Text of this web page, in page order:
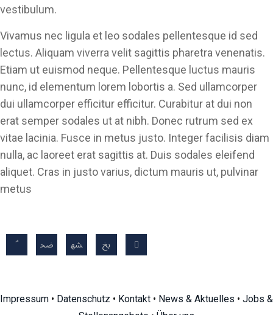
vestibulum.
Vivamus nec ligula et leo sodales pellentesque id sed
lectus. Aliquam viverra velit sagittis pharetra venenatis.
Etiam ut euismod neque. Pellentesque luctus mauris
nunc, id elementum lorem lobortis a. Sed ullamcorper
dui ullamcorper efficitur efficitur. Curabitur at dui non
erat semper sodales ut at nibh. Donec rutrum sed ex
vitae lacinia. Fusce in metus justo. Integer facilisis diam
nulla, ac laoreet erat sagittis at. Duis sodales eleifend
aliquet. Cras in justo varius, dictum mauris ut, pulvinar
metus
Impressum • Datenschutz • Kontakt • News & Aktuelles • Jobs &